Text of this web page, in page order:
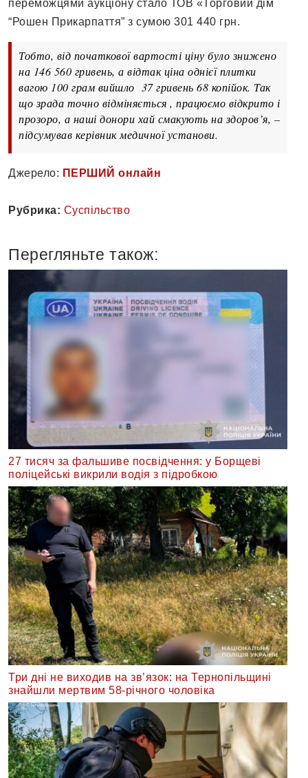
переможцями аукціону стало ТОВ «Торговий дім
“Рошен Прикарпаття” з сумою 301 440 грн.
Тобто, від початкової вартості ціну було знижено
на 146 560 гривень, а відтак ціна однієї плитки
вагою 100 грам вийшло 37 гривень 68 копійок. Так
що зрада точно відміняється , працюємо відкрито і
прозоро, а наші донори хай смакують на здоров’я, –
підсумував керівник медичної установи.
Джерело: ПЕРШИЙ онлайн
Рубрика: Суспільство
Перегляньте також:
27 тисяч за фальшиве посвідчення: у Борщеві
поліцейські викрили водія з підробкою
Три дні не виходив на зв’язок: на Тернопільщині
знайшли мертвим 58-річного чоловіка